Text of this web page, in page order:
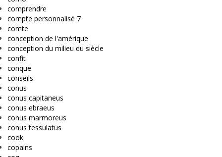
comprendre
compte personnalisé 7
comte
conception de l'amérique
conception du milieu du siècle
confit
conque
conseils
conus
conus capitaneus
conus ebraeus
conus marmoreus
conus tessulatus
cook
copains